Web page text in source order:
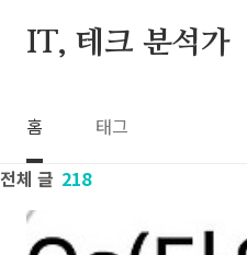
IT, 테크 분석가
홈
태그
전체 글 218